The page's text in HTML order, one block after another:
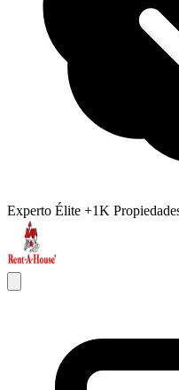
Experto Élite +1K